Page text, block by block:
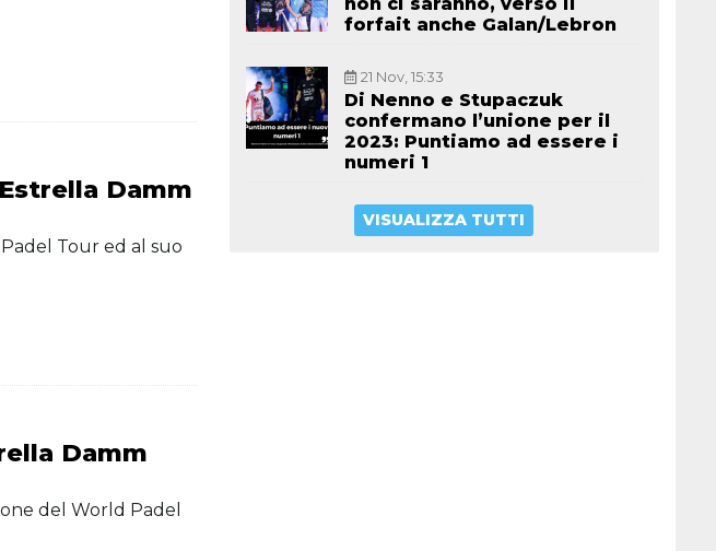
Damm
Tour ed al suo
Damm
del World Padel
forfait anche Galan/Lebron
21 Nov, 15:33
Di Nenno e Stupaczuk
confermano l’unione per il
2023: Puntiamo ad essere i
numeri 1
VISUALIZZA TUTTI